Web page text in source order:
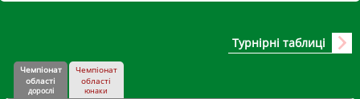
Турнірні таблиці
Чемпіонат
області
дорослі
Чемпіонат
області
юнаки